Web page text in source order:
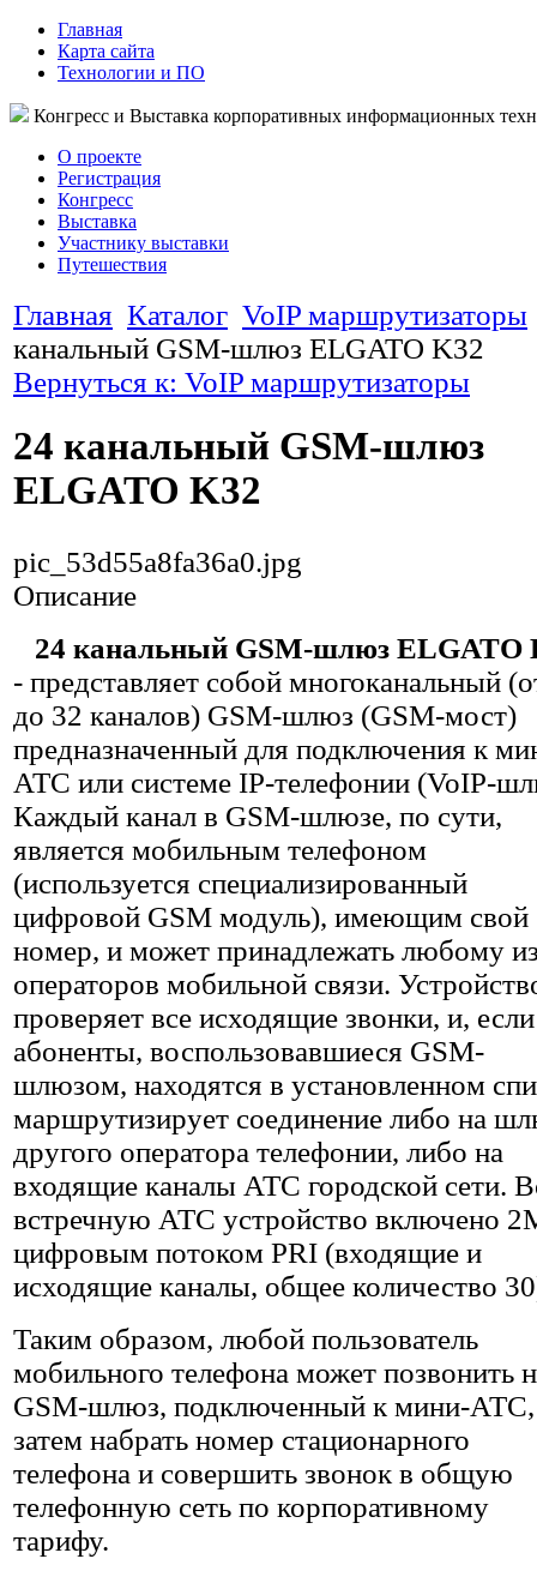
Главная
Карта сайта
Технологии и ПО
Конгресс и Выставка корпоративных информационных
О проекте
Регистрация
Конгресс
Выставка
Участнику выставки
Путешествия
Главная Каталог VoIP маршрутизаторы
канальный GSM-шлюз ELGATO K32
Вернуться к: VoIP маршрутизаторы
24 канальный GSM-шлюз
ELGATO K32
pic_53d55a8fa36a0.jpg
Описание
24 канальный GSM-шлюз ELGATO
- представляет собой многоканальный
до 32 каналов) GSM-шлюз (GSM-мост)
предназначенный для подключения к
АТС или системе IP-телефонии (VoIP-
Каждый канал в GSM-шлюзе, по сути,
является мобильным телефоном
(используется специализированный
цифровой GSM модуль), имеющим свой
номер, и может принадлежать любому
операторов мобильной связи.
проверяет все исходящие звонки, и, если
абоненты, воспользовавшиеся GSM-
шлюзом, находятся в установленном
маршрутизирует соединение либо на
другого оператора телефонии, либо на
входящие каналы АТС городской сети.
встречную АТС устройство включено
цифровым потоком PRI (входящие и
исходящие каналы, общее количество
Таким образом, любой пользователь
мобильного телефона может позвонить
GSM-шлюз, подключенный к мини-АТС,
затем набрать номер стационарного
телефона и совершить звонок в общую
телефонную сеть по корпоративному
тарифу.